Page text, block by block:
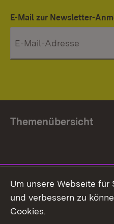
E-Mail zur Newsletter-
Themenübersicht
Facebook
Um unsere Webseite
und verbessern zu
Cookies.